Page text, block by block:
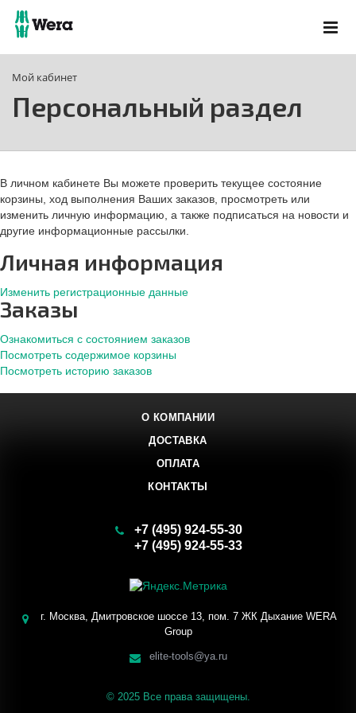
Мой кабинет
Персональный раздел
В личном кабинете Вы можете проверить текущее состояние
корзины, ход выполнения Ваших заказов, просмотреть или
изменить личную информацию, а также подписаться на новости и
другие информационные рассылки.
Личная информация
Изменить регистрационные данные
Заказы
Ознакомиться с состоянием заказов
Посмотреть содержимое корзины
Посмотреть историю заказов
О КОМПАНИИ
ДОСТАВКА
ОПЛАТА
КОНТАКТЫ
+7 (495) 924-55-30
+7 (495) 924-55-33
г. Москва, Дмитровское шоссе 13, пом. 7 ЖК Дыхание WERA
Group
elite-tools@ya.ru
© 2025 Все права защищены.